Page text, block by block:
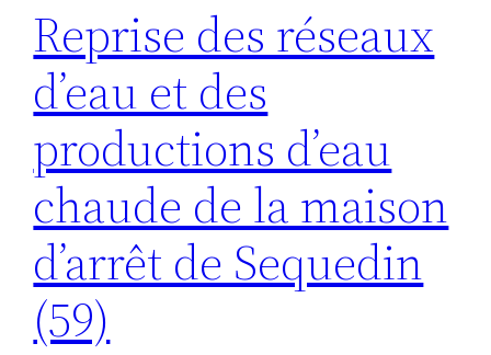
Reprise des réseaux
d’eau et des
productions d’eau
chaude de la maison
d’arrêt de Sequedin
(59)